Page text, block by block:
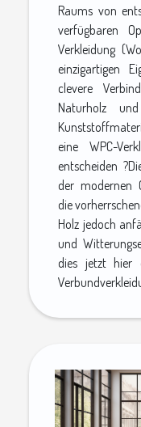
Raums von
verfügbaren
Verkleidung
einzigartigen
clevere
Naturholz
eine WPC-
entscheiden
der modernen
die
Holz jedoch
und
dies jetzt hier